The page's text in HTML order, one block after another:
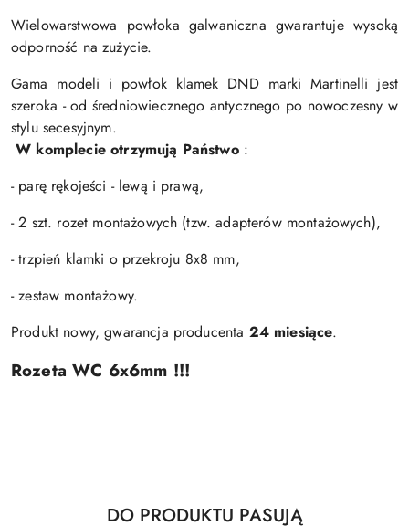
Wielowarstwowa powłoka galwaniczna gwarantuje wysoką
odporność na zużycie.
Gama modeli i powłok klamek DND marki Martinelli jest
szeroka - od średniowiecznego antycznego po nowoczesny w
stylu secesyjnym.
W komplecie otrzymują Państwo:
- parę rękojeści - lewą i prawą,
- 2 szt. rozet montażowych (tzw. adapterów montażowych),
- trzpień klamki o przekroju 8x8 mm,
- zestaw montażowy.
Produkt nowy, gwarancja producenta 24 miesiące.
Rozeta WC 6x6mm !!!
Produkty
DO PRODUKTU PASUJĄ